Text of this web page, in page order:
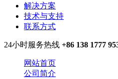
解决方案
技术与支持
联系方式
24小时服务热线 +86 138 1777
网站首页
公司简介